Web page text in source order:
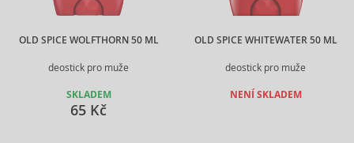
OLD SPICE WOLFTHORN 50 ML
deostick pro muže
SKLADEM
65 Kč
OLD SPICE WHITEWATER 50 ML
deostick pro muže
NENÍ SKLADEM